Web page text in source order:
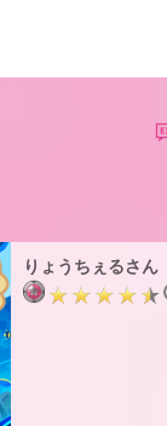
りょうちぇるさん